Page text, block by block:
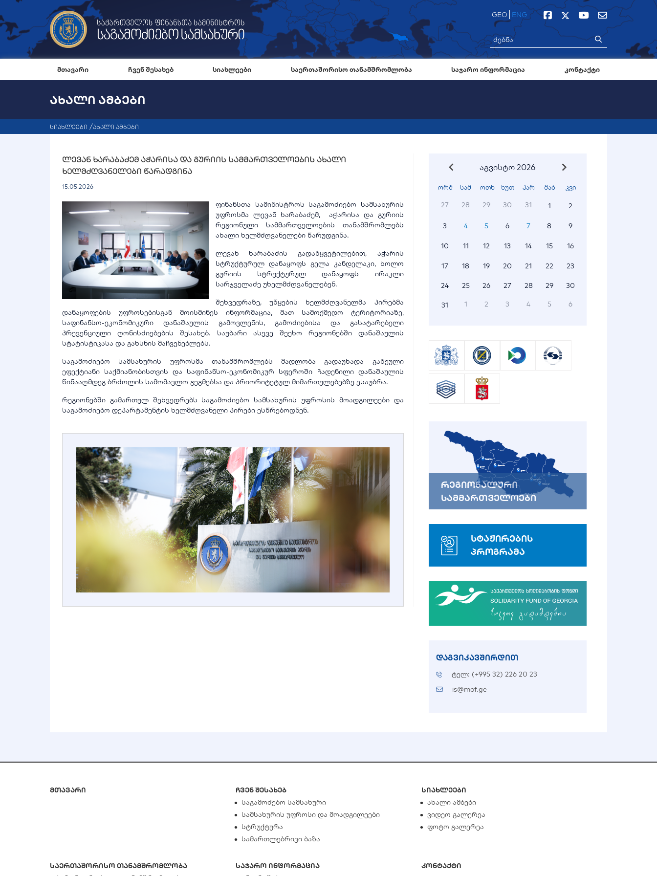
GEO ENG
მთავარი ჩვენ შესახებ სიახლეები საერთაშორისო თანამშრომლობა საჯარო ინფორმაცია კონტაქტი
ᲐᲮᲐᲚᲘ ᲐᲛᲑᲔᲑᲘ
სიახლეები ახალი ამბები
ლევან ხარაბაძემ აჭარისა და გურიის სამმართველოების ახალი
ხელმძღვანელები წარადგინა
15.05.2026
ფინანსთა სამინისტროს საგამოძიებო სამსახურის
უფროსმა ლევან ხარაბაძემ, აჭარისა და გურიის
რეგიონული სამმართველოების თანამშრომლებს
ახალი ხელმძღვანელები წარუდგინა.
ლევან ხარაბაძის გადაწყვეტილებით, აჭარის
სტრუქტურულ დანაყოფს გელა კანდელაკი, ხოლო
გურიის სტრუქტურულ დანაყოფს ირაკლი
სარჯველაძე უხელმძღვანელებენ.
შეხვედრაზე, უწყების ხელმძღვანელმა პირებმა
დანაყოფების უფროსებისგან მოისმინეს ინფორმაცია, მათ სამოქმედო ტერიტორიაზე,
საფინანსო-ეკონომიკური დანაშაულის გამოვლენის, გამოძიებისა და გასატარებელი
პრევენციული ღონისძიებების შესახებ. საუბარი ასევე შეეხო რეგიონებში დანაშაულის
სტატისტიკასა და გახსნის მაჩვენებლებს.
საგამოძიებო სამსახურის უფროსმა თანამშრომლებს მადლობა გადაუხადა გაწეული
ეფექტიანი საქმიანობისთვის და საფინანსო-ეკონომიკურ სფეროში ჩადენილი დანაშაულის
წინააღმდეგ ბრძოლის სამომავლო გეგმებსა და პრიორიტეტულ მიმართულებებზე ესაუბრა.
რეგიონებში გამართულ შეხვედრებს საგამოძიებო სამსახურის უფროსის მოადგილეები და
საგამოძიებო დეპარტამენტის ხელმძღვანელი პირები ესწრებოდნენ.
აგვისტო 2026
ორშ სამ ოთხ ხუთ პარ შაბ კვი
27 28 29 30 31 1 2
3 4 5 6 7 8 9
10 11 12 13 14 15 16
17 18 19 20 21 22 23
24 25 26 27 28 29 30
31 1 2 3 4 5 6
რეგიონალური
სამმართველოები
სტაჟირების
პროგრამა
დაგვიკავშირდით
ტელ: (+995 32) 226 20 23
is@mof.ge
მთავარი
ჩვენ შესახებ
საგამოძებო სამსახური
სამსახურის უფროსი და მოადგილეები
სტრუქტურა
სამართლებრივი ბაზა
სიახლეები
ახალი ამბები
ვიდეო გალერეა
ფოტო გალერეა
საერთაშორისო თანამშრომლობა
საჯარო ინფორმაცია
კონტაქტი